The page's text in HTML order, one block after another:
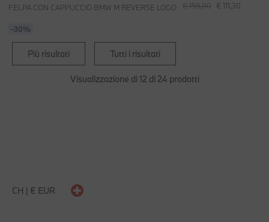
€ 159,00 € 111,30
FELPA CON CAPPUCCIO BMW M REVERSE LOGO
-30%
Più risultati Tutti i risultati
Visualizzazione di 12 di 24 prodotti
CH | € EUR